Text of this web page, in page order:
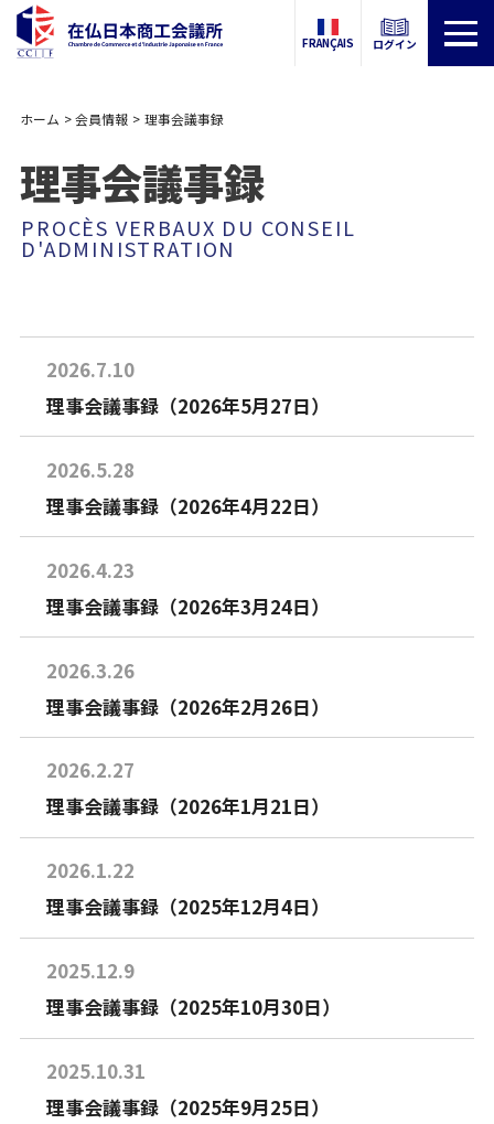
FRANÇAIS ログイン
ホーム 会員情報 理事会議事録
理事会議事録
PROCÈS VERBAUX DU CONSEIL
D'ADMINISTRATION
2026.7.10
理事会議事録（2026年5月27日）
2026.5.28
理事会議事録（2026年4月22日）
2026.4.23
理事会議事録（2026年3月24日）
2026.3.26
理事会議事録（2026年2月26日）
2026.2.27
理事会議事録（2026年1月21日）
2026.1.22
理事会議事録（2025年12月4日）
2025.12.9
理事会議事録（2025年10月30日）
2025.10.31
理事会議事録（2025年9月25日）